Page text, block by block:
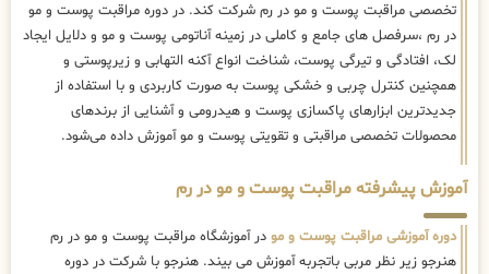
تخصصی مراقبت پوست و مو در رم شرکت کند. در دوره مراقبت پوست و مو
در رم ،سرفصل های جامع و کاملی در زمینه آناتومی پوست و مو و دلایل ایجاد
لک، افتادگی و تیرگی پوست، شناخت انواع آکنه التهابی و زیرپوستی و
همچنین کنترل چربی و خشکی پوست به صورت کاربردی و با استفاده از
جدیدترین ابزارهای پاکسازی پوست و هیدرومی و آشنایی از برندهای
محصولات تخصصی مراقبتی و تقویتی پوست و مو آموزش داده می‌شود.
آموزش پیشرفته مراقبت پوست و مو در رم
دوره آموزشی مراقبت پوست و مو در آموزشگاه مراقبت پوست و مو در رم
هنرجو زیر نظر مربی باتجربه آموزش می بیند. هنرجو با شرکت در دوره